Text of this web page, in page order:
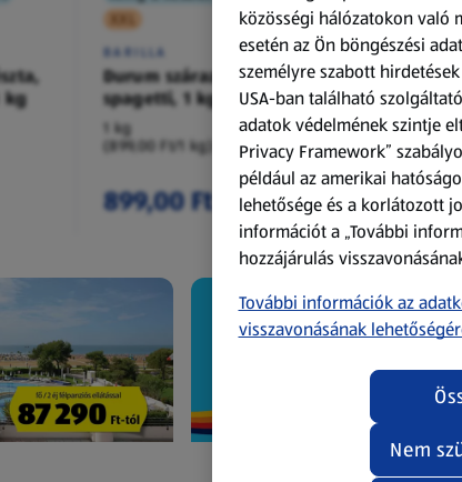
kg
XXL
BARILLA
Durum száraztészta,
spagetti, 1 kg
1 kg
(899,00 Ft/1 kg)
899,00 Ft
XXL
ACTIMEL
Actimel
palack
0,8 kg
(1 186,25 Ft/1 kg)
949,00 Ft
közösségi hálózatokon való
esetén az Ön böngészési
személyre szabott
USA-ban található
adatok védelmének szintje
Privacy Framework”
például az amerikai
lehetősége és a korlátozott
információt a „További
hozzájárulás
További információk az
visszavonásának
Nem